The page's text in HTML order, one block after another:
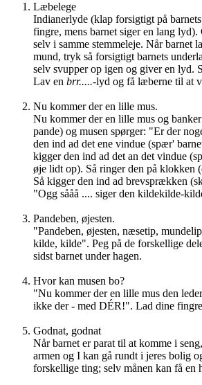
Læbelege
Indianerlyde (klap forsigtigt på
fingre, mens barnet siger en lang lyd).
selv i samme stemmeleje. Når barnet
mund, tryk så forsigtigt barnets
selv svupper op igen og giver en lyd.
Lav en brr.....-lyd og få læberne til at
Nu kommer der en lille mus.
Nu kommer der en lille mus og
pande) og musen spørger: "Er der
den ind ad det ene vindue (spær'
kigger den ind ad det an det vindue
øje lidt op). Så ringer den på klokken
Så kigger den ind ad brevsprækken
"Ogg sååå .... siger den kildekilde-
Pandeben, øjesten.
"Pandeben, øjesten, næsetip,
kilde, kilde". Peg på de forskellige
sidst barnet under hagen.
Hvor kan musen bo?
"Nu kommer der en lille mus den
ikke der - med DÉR!". Lad dine
Godnat, godnat
Når barnet er parat til at komme i
armen og I kan gå rundt i jeres bolig
forskellige ting; selv månen kan få en